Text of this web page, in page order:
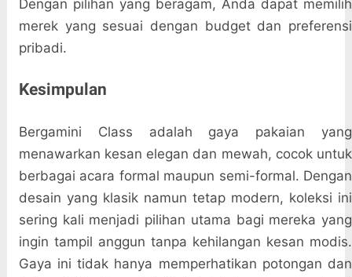
Dengan pilihan yang beragam, Anda dapat memilih
merek yang sesuai dengan budget dan preferensi
pribadi.
Kesimpulan
Bergamini Class adalah gaya pakaian yang
menawarkan kesan elegan dan mewah, cocok untuk
berbagai acara formal maupun semi-formal. Dengan
desain yang klasik namun tetap modern, koleksi ini
sering kali menjadi pilihan utama bagi mereka yang
ingin tampil anggun tanpa kehilangan kesan modis.
Gaya ini tidak hanya memperhatikan potongan dan